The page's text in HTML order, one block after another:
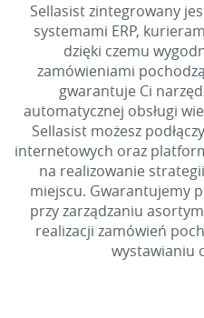
Sellasist zintegrowany
systemami ERP,
dzięki czemu
zamówieniami
gwarantuje Ci
automatycznej obsługi
Sellasist możesz
internetowych oraz
na realizowanie
miejscu. Gwarantujemy
przy zarządzaniu
realizacji zamówień
wystawianiu